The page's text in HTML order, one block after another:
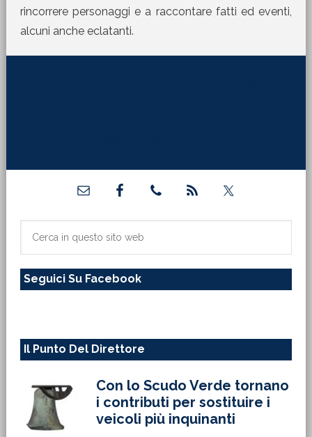
rincorrere personaggi e a raccontare fatti ed eventi,
alcuni anche eclatanti.
primaria
sito
Seguici Su Facebook
Il Punto Del Direttore
Con lo Scudo Verde tornano
i contributi per sostituire i
veicoli più inquinanti